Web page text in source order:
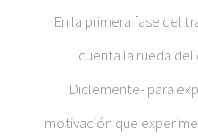
En la primera fase del
cuenta la rueda
Diclemente- para
motivación que